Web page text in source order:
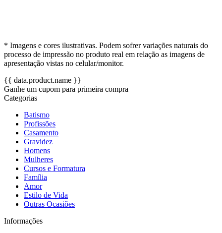
* Imagens e cores ilustrativas. Podem sofrer variações naturais do
processo de impressão no produto real em relação as imagens de
apresentação vistas no celular/monitor.
{{ data.product.name }}
Ganhe um cupom para primeira compra
Categorias
Batismo
Profissões
Casamento
Gravidez
Homens
Mulheres
Cursos e Formatura
Família
Amor
Estilo de Vida
Outras Ocasiões
Informações